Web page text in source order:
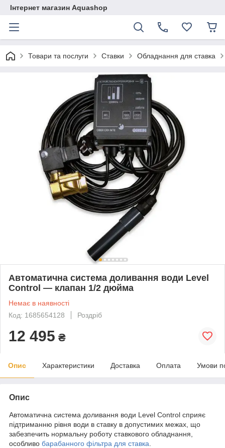
Інтернет магазин Aquashop
Товари та послуги Ставки Обладнання для ставка
Автоматична система доливання води Level
Control — клапан 1/2 дюйма
Немає в наявності
Код: 1685654128
Роздріб
12 495 ₴
Опис Характеристики Доставка Оплата Умови
Опис
Автоматична система доливання води Level Control сприяє
підтриманню рівня води в ставку в допустимих межах, що
забезпечить нормальну роботу ставкового обладнання,
особливо барабанного фільтра для ставка